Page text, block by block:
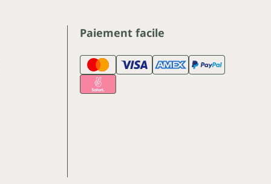
Paiement facile